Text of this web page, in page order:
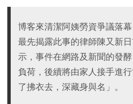
博客來清潔阿姨勞資爭議落
最先揭露此事的律師陳又新
示，事件在網路及新聞的發
負荷，後續將由家人接手進
了拂衣去，深藏身與名」。